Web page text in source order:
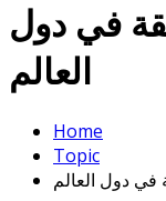
في دول
العالم
Home
Topic
في دول العالم